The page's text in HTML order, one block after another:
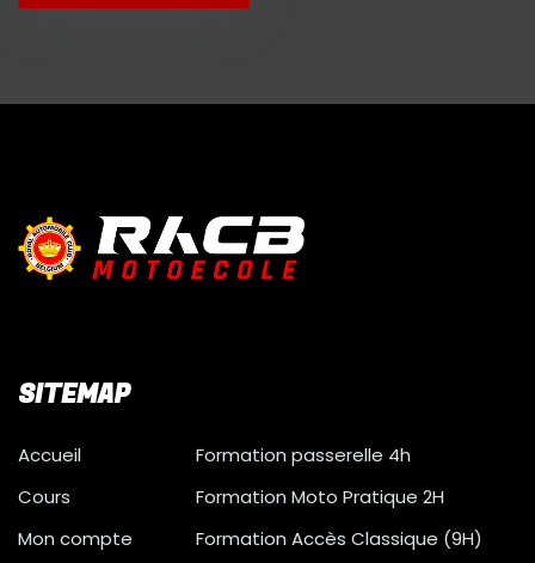
SITEMAP
Accueil
Cours
Mon compte
Formation passerelle 4h
Formation Moto Pratique 2H
Formation Accès Classique (9H)